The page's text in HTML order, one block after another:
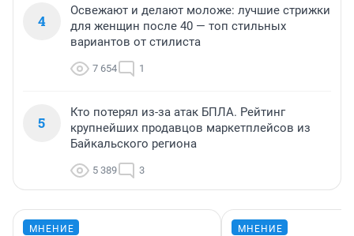
4
Освежают и делают моложе: лучшие стрижки
для женщин после 40 — топ стильных
вариантов от стилиста
7 654 1
5
Кто потерял из-за атак БПЛА. Рейтинг
крупнейших продавцов маркетплейсов из
Байкальского региона
5 389 3
МНЕНИЕ МНЕНИЕ